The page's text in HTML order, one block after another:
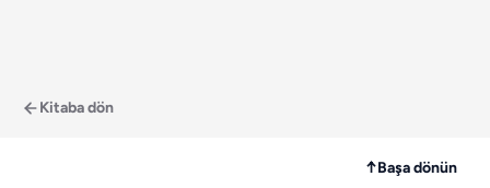
Kitaba dön
↑Başa dönün